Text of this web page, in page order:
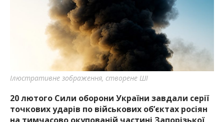
найважливішу інформацію про події
міста Запоріжжя та області.
Ілюстративне зображення, створене ШІ
20 лютого Сили оборони України завдали серії
точкових ударів по військових об’єктах росіян